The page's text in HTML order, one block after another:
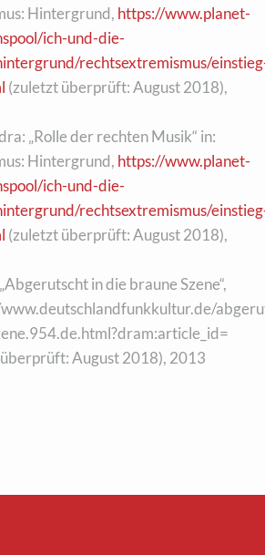
Hintergrund, https://www.planet-
ich-und-die-
rechtsextremismus/
(zuletzt überprüft: August 2018),
„Rolle der rechten Musik“ in:
Hintergrund, https://www.planet-
ich-und-die-
rechtsextremismus/
(zuletzt überprüft: August 2018),
in die braune Szene“,
August 2018), 2013